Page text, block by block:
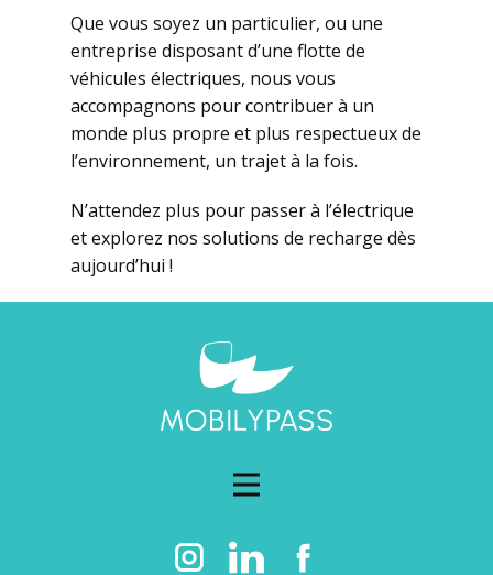
Que vous soyez un particulier, ou une
entreprise disposant d’une flotte de
véhicules électriques, nous vous
accompagnons pour contribuer à un
monde plus propre et plus respectueux de
l’environnement, un trajet à la fois.
N’attendez plus pour passer à l’électrique
et explorez nos solutions de recharge dès
aujourd’hui !